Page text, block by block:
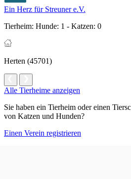
Ein Herz für Streuner e.V.
Tierheim: Hunde: 1 - Katzen: 0
Herten (45701)
Alle Tierheime anzeigen
Sie haben ein Tierheim oder einen
von Katzen und Hunden?
Einen Verein registrieren